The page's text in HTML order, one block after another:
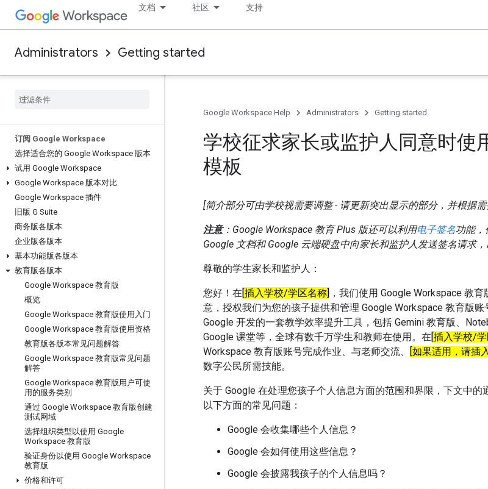
文档 社区 支持
Administrators Getting started
订阅 Google Workspace
选择适合您的 Google Workspace 版本
试用 Google Workspace
Google Workspace 版本对比
Google Workspace 插件
旧版 G Suite
商务版各版本
企业版各版本
基本功能版各版本
教育版各版本
Google Workspace 教育版
概览
Google Workspace 教育版使用入门
Google Workspace 教育版使用资格
教育版各版本常见问题解答
Google Workspace 教育版常见问题
解答
Google Workspace 教育版用户可使
用的服务类别
通过 Google Workspace 教育版创建
测试网域
选择组织类型以使用 Google
Workspace 教育版
验证身份以使用 Google Workspace
教育版
价格和许可
Google Workspace Help Administrators Getting started
学校征求家长或监护人同意时使
模板
[简介部分可由学校视需要调整 - 请更新突出显示的部分，并根据
注意：Google Workspace 教育 Plus 版还可以利用电子签名功能，
Google 文档和 Google 云端硬盘中向家长和监护人发送签名请求，
尊敬的学生家长和监护人：
您好！在[插入学校/学区名称] ，我们使用 Google Workspace 教
意，授权我们为您的孩子提供和管理 Google Workspace 教育版
Google 开发的一套教学效率提升工具，包括 Gemini 教育版、
Google 课堂等，全球有数千万学生和教师在使用。在[插入学校/
Workspace 教育版账号完成作业、与老师交流、
[如果适用，请插
数字公民所需技能。
关于 Google 在处理您孩子个人信息方面的范围和界限，下文中
以下方面的常见问题：
Google 会收集哪些个人信息？
Google 会如何使用这些信息？
Google 会披露我孩子的个人信息吗？